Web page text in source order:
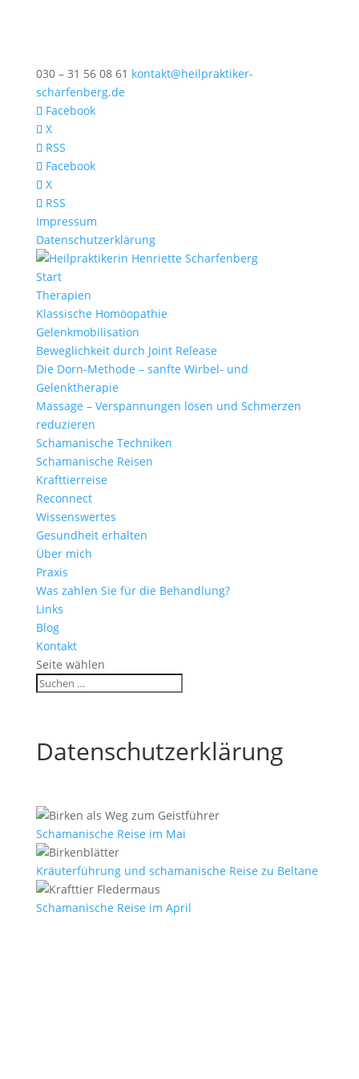
030 – 31 56 08 61 kontakt@heilpraktiker-
scharfenberg.de
Facebook
X
RSS
Facebook
X
RSS
Impressum
Datenschutzerklärung
Start
Therapien
Klassische Homöopathie
Gelenkmobilisation
Beweglichkeit durch Joint Release
Die Dorn-Methode – sanfte Wirbel- und
Gelenktherapie
Massage – Verspannungen lösen und Schmerzen
reduzieren
Schamanische Techniken
Schamanische Reisen
Krafttierreise
Reconnect
Wissenswertes
Gesundheit erhalten
Über mich
Praxis
Was zahlen Sie für die Behandlung?
Links
Blog
Kontakt
Seite wählen
Datenschutzerklärung
Schamanische Reise im Mai
Kräuterführung und schamanische Reise zu Beltane
Schamanische Reise im April